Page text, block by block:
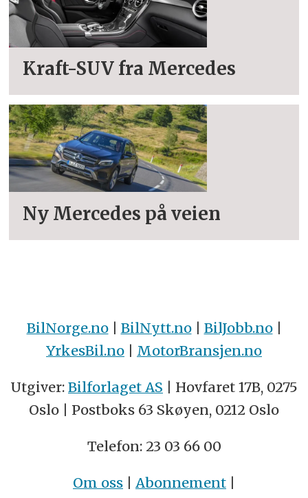
Kraft-SUV fra Mercedes
Ny Mercedes på veien
BilNorge.no| BilNytt.no| BilJobb.no|
YrkesBil.no | MotorBransjen.no
Utgiver: Bilforlaget AS | Hovfaret 17B, 0275
Oslo | Postboks 63 Skøyen, 0212 Oslo
Telefon: 23 03 66 00
Om oss | Abonnement |